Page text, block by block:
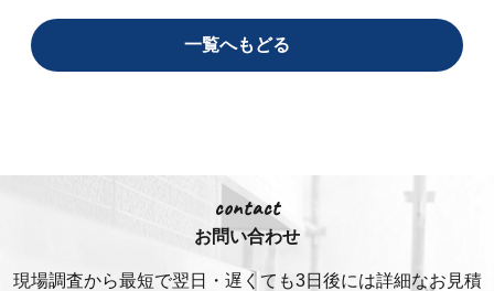
一覧へもどる
contact
お問い合わせ
現場調査から最短で翌日・遅くても3日後には詳細なお見積